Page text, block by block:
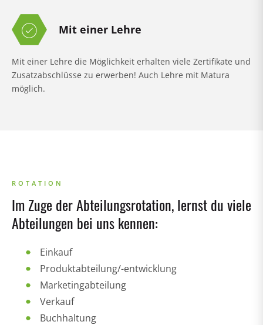
Mit einer Lehre
Mit einer Lehre die Möglichkeit erhalten viele Zertifikate und
Zusatzabschlüsse zu erwerben! Auch Lehre mit Matura
möglich.
ROTATION
Im Zuge der Abteilungsrotation, lernst du viele
Abteilungen bei uns kennen:
Einkauf
Produktabteilung/-entwicklung
Marketingabteilung
Verkauf
Buchhaltung